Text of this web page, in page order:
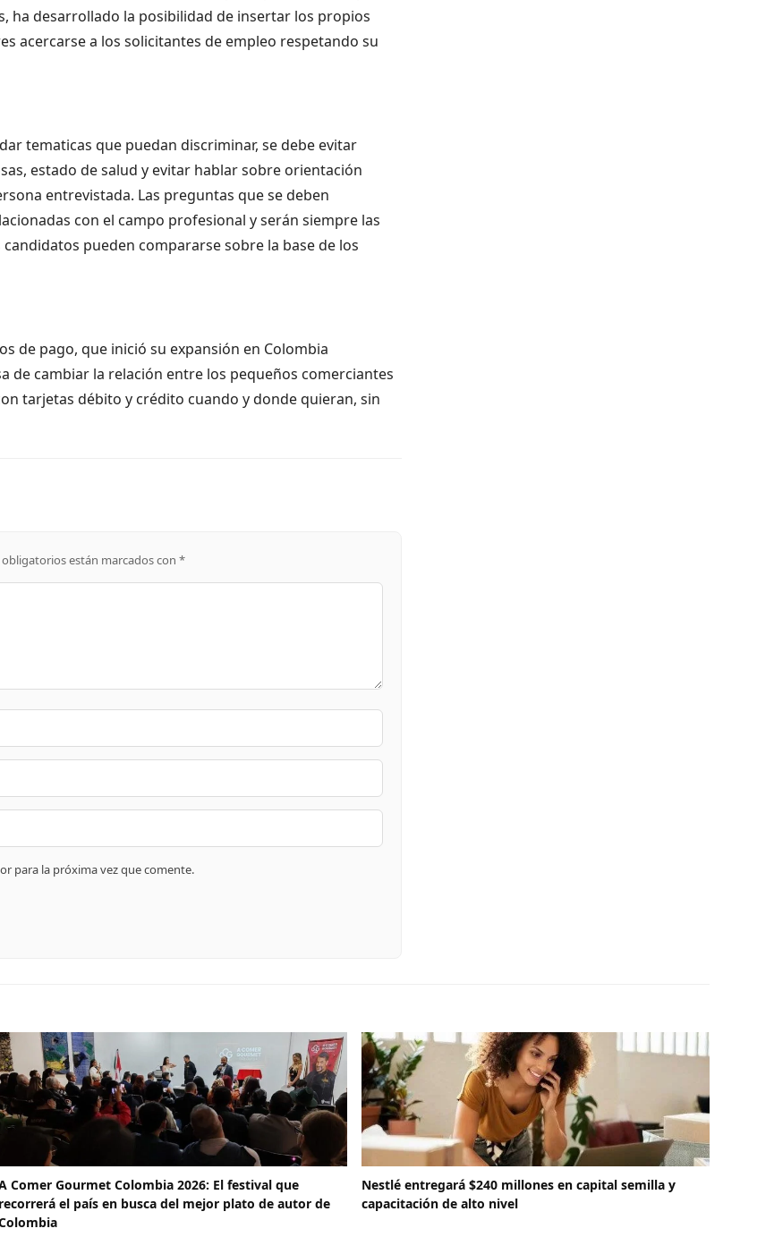
ha desarrollado la posibilidad de insertar los propios
acercarse a los solicitantes de empleo respetando su
tematicas que puedan discriminar, se debe evitar
estado de salud y evitar hablar sobre orientación
entrevistada. Las preguntas que se deben
con el campo profesional y serán siempre las
pueden compararse sobre la base de los
de pago, que inició su expansión en Colombia
cambiar la relación entre los pequeños comerciantes
tarjetas débito y crédito cuando y donde quieran, sin
están marcados con *
para la próxima vez que comente.
Comer Gourmet Colombia 2026: El festival que
recorrerá el país en busca del mejor plato de autor de
Nestlé entregará $240 millones en capital semilla y
capacitación de alto nivel